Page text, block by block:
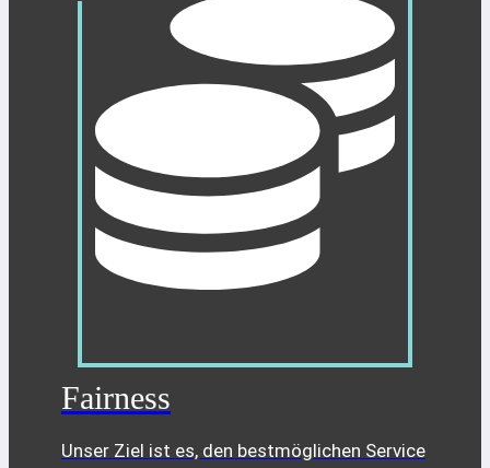
Fairness
Unser Ziel ist es, den bestmöglichen Service